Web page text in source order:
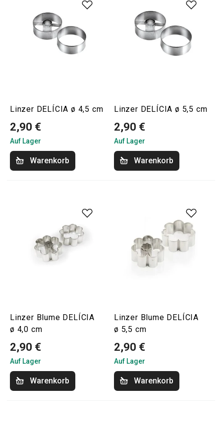
Linzer DELÍCIA ø 4,5 cm
2,90 €
Auf Lager
Warenkorb
Linzer DELÍCIA ø 5,5 cm
2,90 €
Auf Lager
Warenkorb
Linzer Blume DELÍCIA
ø 4,0 cm
2,90 €
Auf Lager
Warenkorb
Linzer Blume DELÍCIA
ø 5,5 cm
2,90 €
Auf Lager
Warenkorb